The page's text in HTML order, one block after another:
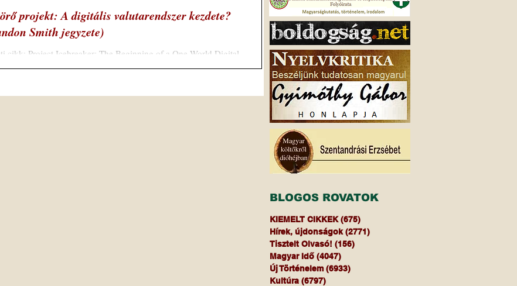
projekt: A digitális valutarendszer kezdete?
Smith jegyzete)
cikk: Project Icebreaker: The Beginning of a One World Digital
System? By Brandon Smith, April 13, 2023 Schiller Mária...
BLOGOS ROVATOK
KIEMELT CIKKEK (675)
Hírek, újdonságok (2771)
Tisztelt Olvasó! (156)
Magyar Idő (4047)
Új Történelem (6933)
Kultúra (6797)